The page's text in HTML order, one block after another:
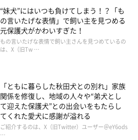
“妹犬”にはいつも負けてしまう！？「も
の言いたげな表情」で飼い主を見つめる
元保護犬がかわいすぎた！
もの言いたげな表情で飼い主さんを見つめているの
は、X（旧Tw …
「ともに暮らした秋田犬との別れ」家族
関係を修復し、地域の人々や“弟犬とし
て迎えた保護犬”との出会いをもたらし
てくれた愛犬に感謝が溢れる
ご紹介するのは、X（旧Twitter）ユーザー＠eY6ods
…